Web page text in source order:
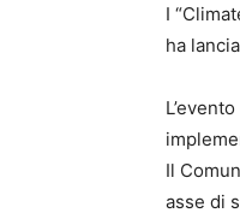
I
ha
Il
asse di